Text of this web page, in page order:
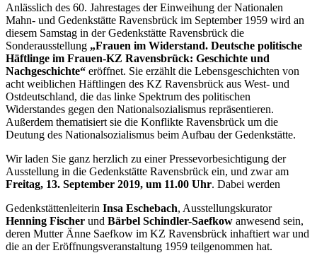
Anlässlich des 60. Jahrestages der Einweihung der Nationalen
Mahn- und Gedenkstätte Ravensbrück im September 1959 wird an
diesem Samstag in der Gedenkstätte Ravensbrück die
Sonderausstellung „Frauen im Widerstand. Deutsche politische
Häftlinge im Frauen-KZ Ravensbrück: Geschichte und
Nachgeschichte“ eröffnet. Sie erzählt die Lebensgeschichten von
acht weiblichen Häftlingen des KZ Ravensbrück aus West- und
Ostdeutschland, die das linke Spektrum des politischen
Widerstandes gegen den Nationalsozialismus repräsentieren.
Außerdem thematisiert sie die Konflikte Ravensbrück um die
Deutung des Nationalsozialismus beim Aufbau der Gedenkstätte.
Wir laden Sie ganz herzlich zu einer Pressevorbesichtigung der
Ausstellung in die Gedenkstätte Ravensbrück ein, und zwar am
Freitag, 13. September 2019, um 11.00 Uhr. Dabei werden
Gedenkstättenleiterin Insa Eschebach, Ausstellungskurator
Henning Fischer und Bärbel Schindler-Saefkow anwesend sein,
deren Mutter Änne Saefkow im KZ Ravensbrück inhaftiert war und
die an der Eröffnungsveranstaltung 1959 teilgenommen hat.